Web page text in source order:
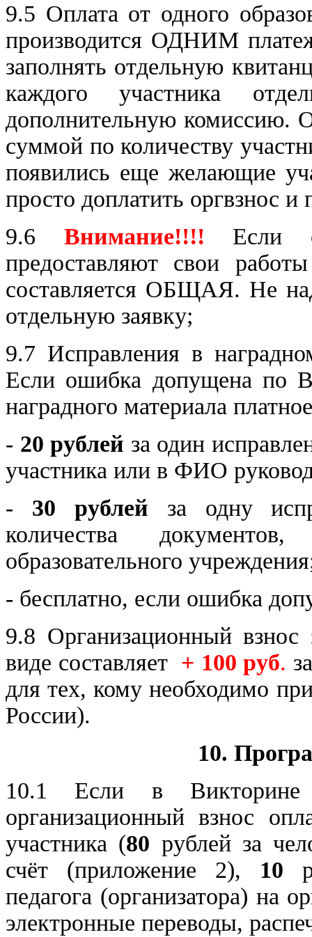
9.5 Оплата от одного
производится ОДНИМ
заполнять отдельную
каждого участника
дополнительную комиссию.
суммой по количеству
появились еще желающие
просто доплатить оргвзнос
9.6 Внимание!!!! Если
предоставляют свои
составляется ОБЩАЯ. Не
отдельную заявку;
9.7 Исправления в
Если ошибка допущена по
наградного материала
- 20 рублей за один
участника или в ФИО
- 30 рублей за одну
количества
образовательного
- бесплатно, если ошибка
9.8 Организационный взнос
виде составляет + 100 руб.
для тех, кому необходимо
России).
10.
10.1 Если в
организационный взнос
участника (80 рублей за
счёт (приложение 2), 10
педагога (организатора) на
электронные переводы,